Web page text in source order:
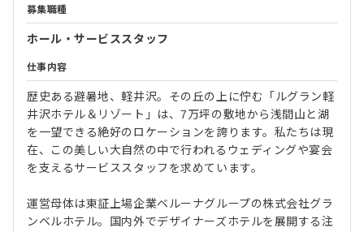
募集職種
ホール・サービススタッフ
仕事内容
歴史ある避暑地、軽井沢。その丘の上に佇む「ルグラン軽
井沢ホテル＆リゾート」は、7万坪の敷地から浅間山と湖
を一望できる絶好のロケーションを誇ります。私たちは現
在、この美しい大自然の中で行われるウェディングや宴会
を支えるサービススタッフを求めています。
運営母体は東証上場企業ベルーナグループの株式会社グラ
ンベルホテル。国内外でデザイナーズホテルを展開する注